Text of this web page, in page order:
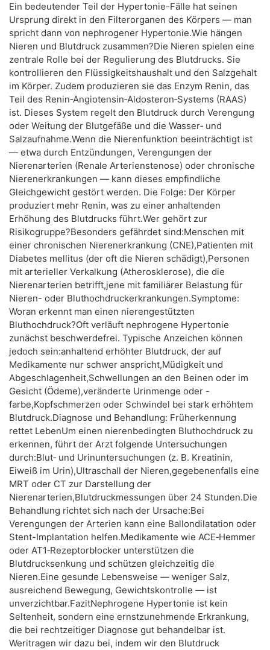
Ein bedeutender Teil der Hypertonie-Fälle hat seinen
Ursprung direkt in den Filterorganen des Körpers — man
spricht dann von nephrogener Hypertonie.Wie hängen
Nieren und Blutdruck zusammen?Die Nieren spielen eine
zentrale Rolle bei der Regulierung des Blutdrucks. Sie
kontrollieren den Flüssigkeitshaushalt und den Salzgehalt
im Körper. Zudem produzieren sie das Enzym Renin, das
Teil des Renin‑Angiotensin‑Aldosteron‑Systems (RAAS)
ist. Dieses System regelt den Blutdruck durch Verengung
oder Weitung der Blutgefäße und die Wasser‑ und
Salzaufnahme.Wenn die Nierenfunktion beeinträchtigt ist
— etwa durch Entzündungen, Verengungen der
Nierenarterien (Renale Arterienstenose) oder chronische
Nierenerkrankungen — kann dieses empfindliche
Gleichgewicht gestört werden. Die Folge: Der Körper
produziert mehr Renin, was zu einer anhaltenden
Erhöhung des Blutdrucks führt.Wer gehört zur
Risikogruppe?Besonders gefährdet sind:Menschen mit
einer chronischen Nierenerkrankung (CNE),Patienten mit
Diabetes mellitus (der oft die Nieren schädigt),Personen
mit arterieller Verkalkung (Atherosklerose), die die
Nierenarterien betrifft,jene mit familiärer Belastung für
Nieren- oder Bluthochdruckerkrankungen.Symptome:
Woran erkennt man einen nierengestützten
Bluthochdruck?Oft verläuft nephrogene Hypertonie
zunächst beschwerdefrei. Typische Anzeichen können
jedoch sein:anhaltend erhöhter Blutdruck, der auf
Medikamente nur schwer anspricht,Müdigkeit und
Abgeschlagenheit,Schwellungen an den Beinen oder im
Gesicht (Ödeme),veränderte Urinmenge oder -
farbe,Kopfschmerzen oder Schwindel bei stark erhöhtem
Blutdruck.Diagnose und Behandlung: Früherkennung
rettet LebenUm einen nierenbedingten Bluthochdruck zu
erkennen, führt der Arzt folgende Untersuchungen
durch:Blut‑ und Urinuntersuchungen (z. B. Kreatinin,
Eiweiß im Urin),Ultraschall der Nieren,gegebenenfalls eine
MRT oder CT zur Darstellung der
Nierenarterien,Blutdruckmessungen über 24 Stunden.Die
Behandlung richtet sich nach der Ursache:Bei
Verengungen der Arterien kann eine Ballondilatation oder
Stent-Implantation helfen.Medikamente wie ACE‑Hemmer
oder AT1‑Rezeptorblocker unterstützen die
Blutdrucksenkung und schützen gleichzeitig die
Nieren.Eine gesunde Lebensweise — weniger Salz,
ausreichend Bewegung, Gewichtskontrolle — ist
unverzichtbar.FazitNephrogene Hypertonie ist kein
Seltenheit, sondern eine ernstzunehmende Erkrankung,
die bei rechtzeitiger Diagnose gut behandelbar ist.
Weritragen wir dazu bei, indem wir den Blutdruck